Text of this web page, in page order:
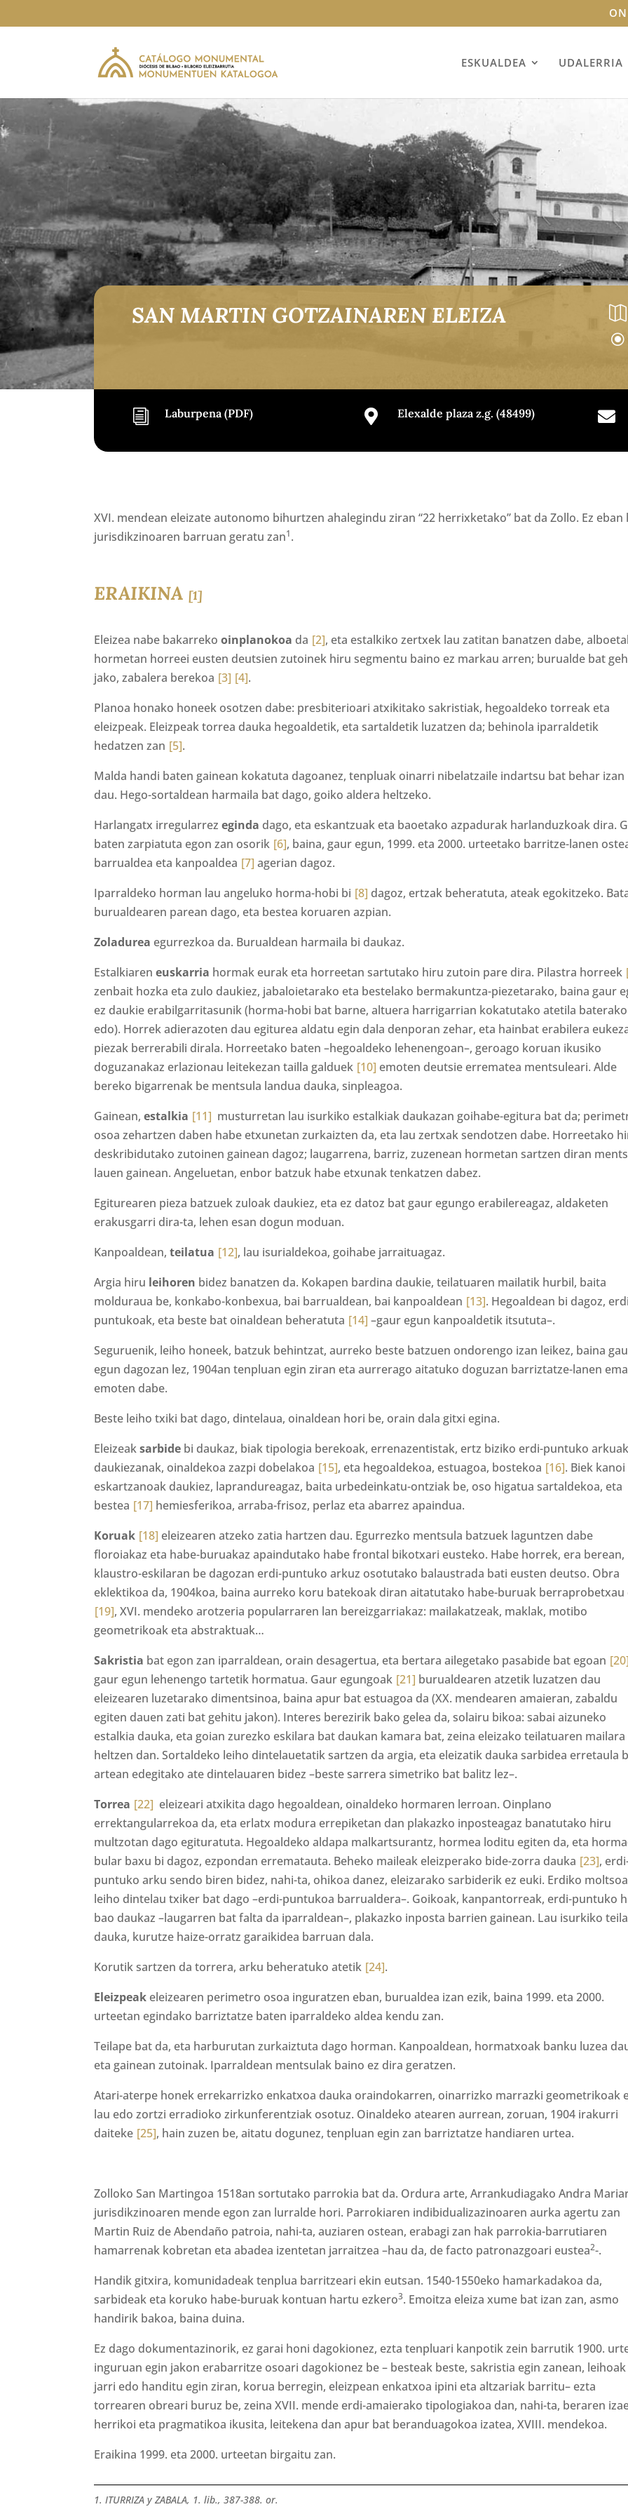
ESKUALDEA UDALERRIA
SAN MARTIN GOTZAINAREN ELEIZA 
\
i Laburpena (PDF)  Elexalde plaza z.g. (48499) 
XVI. mendean eleizate autonomo bihurtzen ahalegindu ziran “22 herrixketako” bat da Zollo. Ez
jurisdikzinoaren barruan geratu zan1.
ERAIKINA [1]
Eleizea nabe bakarrekooinplanokoa da [2], eta estalkiko zertxek lau zatitan banatzen dabe,
hormetan horreei eusten deutsien zutoinek hiru segmentu baino ez markau arren; burualde bat
jako, zabalera berekoa [3] [4].
Planoa honako honeek osotzen dabe: presbiterioari atxikitako sakristiak, hegoaldeko torreak eta
eleizpeak. Eleizpeak torrea dauka hegoaldetik, eta sartaldetik luzatzen da; behinola iparraldetik
hedatzen zan [5].
Malda handi baten gainean kokatuta dagoanez, tenpluak oinarri nibelatzaile indartsu bat behar izan
dau. Hego-sortaldean harmaila bat dago, goiko aldera heltzeko.
Harlangatx irregularrezeginda dago, eta eskantzuak eta baoetako azpadurak harlanduzkoak dira.
baten zarpiatuta egon zan osorik [6], baina, gaur egun, 1999. eta 2000. urteetako barritze-lanen
barrualdea eta kanpoaldea [7] agerian dagoz.
Iparraldeko horman lau angeluko horma-hobi bi [8] dagoz, ertzak beheratuta, ateak egokitzeko.
burualdearen parean dago, eta bestea koruaren azpian.
Zoladurea egurrezkoa da. Burualdean harmaila bi daukaz.
Estalkiareneuskarria hormak eurak eta horreetan sartutako hiru zutoin pare dira. Pilastra horreek
zenbait hozka eta zulo daukiez, jabaloietarako eta bestelako bermakuntza-piezetarako, baina gaur
ez daukie erabilgarritasunik (horma-hobi bat barne, altuera harrigarrian kokatutako atetila baterako
edo). Horrek adierazoten dau egiturea aldatu egin dala denporan zehar, eta hainbat erabilera
piezak berrerabili dirala. Horreetako baten –hegoaldeko lehenengoan–, geroago koruan ikusiko
doguzanakaz erlazionau leitekezan tailla galduek [10] emoten deutsie errematea mentsuleari. Alde
bereko bigarrenak be mentsula landua dauka, sinpleagoa.
Gainean,estalkia [11] musturretan lau isurkiko estalkiak daukazan goihabe-egitura bat da;
osoa zehartzen daben habe etxunetan zurkaizten da, eta lau zertxak sendotzen dabe. Horreetako
deskribidutako zutoinen gainean dagoz; laugarrena, barriz, zuzenean hormetan sartzen diran
lauen gainean. Angeluetan, enbor batzuk habe etxunak tenkatzen dabez.
Egiturearen pieza batzuek zuloak daukiez, eta ez datoz bat gaur egungo erabilereagaz, aldaketen
erakusgarri dira-ta, lehen esan dogun moduan.
Kanpoaldean,teilatua [12], lau isurialdekoa, goihabe jarraituagaz.
Argia hiru leihoren bidez banatzen da. Kokapen bardina daukie, teilatuaren mailatik hurbil, baita
molduraua be, konkabo-konbexua, bai barrualdean, bai kanpoaldean [13]. Hegoaldean bi dagoz,
puntukoak, eta beste bat oinaldean beheratuta [14]–gaur egun kanpoaldetik itsututa–.
Seguruenik, leiho honeek, batzuk behintzat, aurreko beste batzuen ondorengo izan leikez, baina
egun dagozan lez, 1904an tenpluan egin ziran eta aurrerago aitatuko doguzan barriztatze-lanen
emoten dabe.
Beste leiho txiki bat dago, dintelaua, oinaldean hori be, orain dala gitxi egina.
Eleizeaksarbide bi daukaz, biak tipologia berekoak, errenazentistak, ertz biziko erdi-puntuko arkuak
daukiezanak, oinaldekoa zazpi dobelakoa [15], eta hegoaldekoa, estuagoa, bostekoa [16]. Biek kanoi
eskartzanoak daukiez, laprandureagaz, baita urbedeinkatu-ontziak be, oso higatua sartaldekoa, eta
bestea [17] hemiesferikoa, arraba-frisoz, perlaz eta abarrez apaindua.
Koruak [18] eleizearen atzeko zatia hartzen dau. Egurrezko mentsula batzuek laguntzen dabe
floroiakaz eta habe-buruakaz apaindutako habe frontal bikotxari eusteko. Habe horrek, era berean,
klaustro-eskilaran be dagozan erdi-puntuko arkuz osotutako balaustrada bati eusten deutso. Obra
eklektikoa da, 1904koa, baina aurreko koru batekoak diran aitatutako habe-buruak berraprobetxau
[19], XVI. mendeko arotzeria popularraren lan bereizgarriakaz: mailakatzeak, maklak, motibo
geometrikoak eta abstraktuak…
Sakristia bat egon zan iparraldean, orain desagertua, eta bertara ailegetako pasabide bat egoan [20]
gaur egun lehenengo tartetik hormatua. Gaur egungoak [21] burualdearen atzetik luzatzen dau
eleizearen luzetarako dimentsinoa, baina apur bat estuagoa da (XX. mendearen amaieran, zabaldu
egiten dauen zati bat gehitu jakon). Interes berezirik bako gelea da, solairu bikoa: sabai aizuneko
estalkia dauka, eta goian zurezko eskilara bat daukan kamara bat, zeina eleizako teilatuaren mailara
heltzen dan. Sortaldeko leiho dintelauetatik sartzen da argia, eta eleizatik dauka sarbidea erretaula
artean edegitako ate dintelauaren bidez –beste sarrera simetriko bat balitz lez–.
Torrea [22] eleizeari atxikita dago hegoaldean, oinaldeko hormaren lerroan. Oinplano
errektangularrekoa da, eta erlatx modura errepiketan dan plakazko inposteagaz banatutako hiru
multzotan dago egituratuta. Hegoaldeko aldapa malkartsurantz, hormea loditu egiten da, eta
bular baxu bi dagoz, ezpondan errematauta. Beheko maileak eleizperako bide-zorra dauka [23],
puntuko arku sendo biren bidez, nahi-ta, ohikoa danez, eleizarako sarbiderik ez euki. Erdiko
leiho dintelau txiker bat dago –erdi-puntukoa barrualdera–. Goikoak, kanpantorreak, erdi-puntuko
bao daukaz –laugarren bat falta da iparraldean–, plakazko inposta barrien gainean. Lau isurkiko
dauka, kurutze haize-orratz garaikidea barruan dala.
Korutik sartzen da torrera, arku beheratuko atetik [24].
Eleizpeak eleizearen perimetro osoa inguratzen eban, burualdea izan ezik, baina 1999. eta 2000.
urteetan egindako barriztatze baten iparraldeko aldea kendu zan.
Teilape bat da, eta harburutan zurkaiztuta dago horman. Kanpoaldean, hormatxoak banku luzea
eta gainean zutoinak. Iparraldean mentsulak baino ez dira geratzen.
Atari-aterpe honek errekarrizko enkatxoa dauka oraindokarren, oinarrizko marrazki geometrikoak
lau edo zortzi erradioko zirkunferentziak osotuz. Oinaldeko atearen aurrean, zoruan, 1904 irakurri
daiteke [25], hain zuzen be, aitatu dogunez, tenpluan egin zan barriztatze handiaren urtea.
Zolloko San Martingoa 1518an sortutako parrokia bat da. Ordura arte, Arrankudiagako Andra
jurisdikzinoaren mende egon zan lurralde hori. Parrokiaren indibidualizazinoaren aurka agertu zan
Martin Ruiz de Abendaño patroia, nahi-ta, auziaren ostean, erabagi zan hak parrokia-barrutiaren
hamarrenak kobretan eta abadea izentetan jarraitzea –hau da, de facto patronazgoari eustea2-.
Handik gitxira, komunidadeak tenplua barritzeari ekin eutsan. 1540-1550eko hamarkadakoa da,
sarbideak eta koruko habe-buruak kontuan hartu ezkero3. Emoitza eleiza xume bat izan zan, asmo
handirik bakoa, baina duina.
Ez dago dokumentazinorik, ez garai honi dagokionez, ezta tenpluari kanpotik zein barrutik 1900.
inguruan egin jakon erabarritze osoari dagokionez be – besteak beste, sakristia egin zanean, leihoak
jarri edo handitu egin ziran, korua berregin, eleizpean enkatxoa ipini eta altzariak barritu– ezta
torrearen obreari buruz be, zeina XVII. mende erdi-amaierako tipologiakoa dan, nahi-ta, beraren
herrikoi eta pragmatikoa ikusita, leitekena dan apur bat beranduagokoa izatea, XVIII. mendekoa.
Eraikina 1999. eta 2000. urteetan birgaitu zan.
1. ITURRIZA y ZABALA, 1. lib., 387-388. or.